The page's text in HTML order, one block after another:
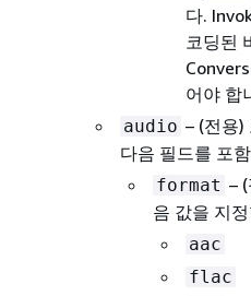
다.
코딩된
어야 합
audio – (전용)
다음 필드를 포
format –
음 값을 지
aac
flac